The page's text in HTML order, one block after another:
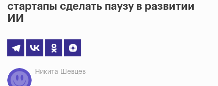
стартапы сделать паузу в развитии
ИИ
Никита Шевцев